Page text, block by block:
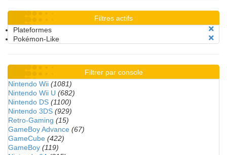
Filtres actifs
Plateformes
Pokémon-Like
Filtrer par console
Nintendo Wii (1081)
Nintendo Wii U (682)
Nintendo DS (1100)
Nintendo 3DS (929)
Retro-Gaming (15)
GameBoy Advance (67)
GameCube (422)
GameBoy (119)